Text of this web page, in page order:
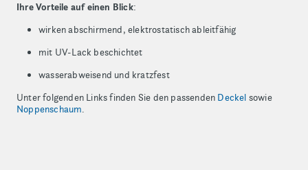
Ihre Vorteile auf einen Blick:
wirken abschirmend, elektrostatisch ableitfähig
mit UV-Lack beschichtet
wasserabweisend und kratzfest
Unter folgenden Links finden Sie den passenden Deckel sowie
Noppenschaum.